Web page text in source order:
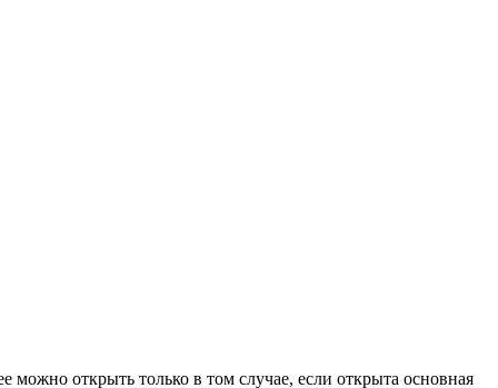
открыть только в том случае, если открыта основная